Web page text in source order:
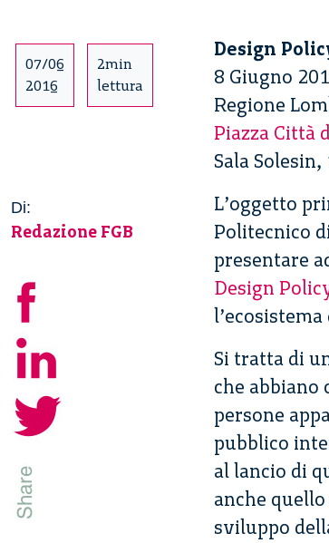
07/06
2016
2min
lettura
Di:
Redazione FGB
Design
8 Giugno
Regione
Piazza Città
Sala
L’oggetto
Politecnico
presentare
Design
Si tratta di
che
persone
pubblico
al lancio di
anche
sviluppo